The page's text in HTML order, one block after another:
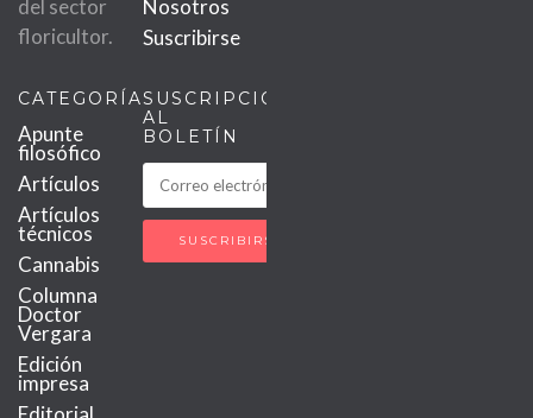
del sector
floricultor.
Nosotros
Suscribirse
CATEGORÍAS
Apunte
filosófico
Artículos
Artículos
técnicos
Cannabis
Columna
Doctor
Vergara
Edición
impresa
SUSCRIPCIÓN
AL
BOLETÍN